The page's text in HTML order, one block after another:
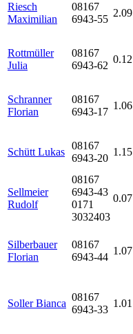
Riesch
Maximilian
08167
6943-55
2.09
Rottmüller
Julia
08167
6943-62
0.12
Schranner
Florian
08167
6943-17
1.06
Schütt Lukas
08167
6943-20
1.15
Sellmeier
Rudolf
08167
6943-43
0171
3032403
0.07
Silberbauer
Florian
08167
6943-44
1.07
Soller Bianca
08167
6943-33
1.01